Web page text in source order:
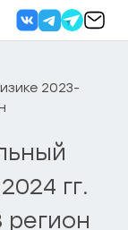
2023-
гг.
регион